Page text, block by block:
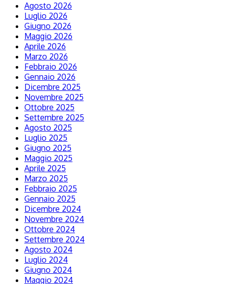
Agosto 2026
Luglio 2026
Giugno 2026
Maggio 2026
Aprile 2026
Marzo 2026
Febbraio 2026
Gennaio 2026
Dicembre 2025
Novembre 2025
Ottobre 2025
Settembre 2025
Agosto 2025
Luglio 2025
Giugno 2025
Maggio 2025
Aprile 2025
Marzo 2025
Febbraio 2025
Gennaio 2025
Dicembre 2024
Novembre 2024
Ottobre 2024
Settembre 2024
Agosto 2024
Luglio 2024
Giugno 2024
Maggio 2024